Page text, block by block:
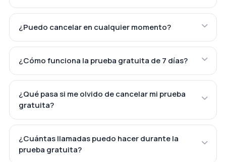
¿Puedo cancelar en cualquier momento?
¿Cómo funciona la prueba gratuita de 7 días?
¿Qué pasa si me olvido de cancelar mi prueba
gratuita?
¿Cuántas llamadas puedo hacer durante la
prueba gratuita?